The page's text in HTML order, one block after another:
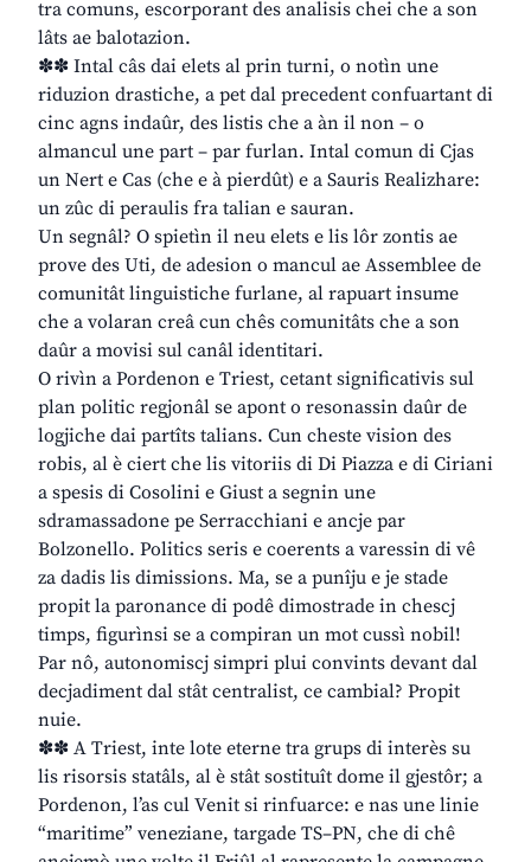
tra comuns, escorporant des analisis chei che a son
lâts ae balotazion.
✽✽ Intal câs dai elets al prin turni, o notìn une
riduzion drastiche, a pet dal precedent confuartant di
cinc agns indaûr, des listis che a àn il non – o
almancul une part – par furlan. Intal comun di Cjas
un Nert e Cas (che e à pierdût) e a Sauris Realizhare:
un zûc di peraulis fra talian e sauran.
Un segnâl? O spietìn il neu elets e lis lôr zontis ae
prove des Uti, de adesion o mancul ae Assemblee de
comunitât linguistiche furlane, al rapuart insume
che a volaran creâ cun chês comunitâts che a son
daûr a movisi sul canâl identitari.
O rivìn a Pordenon e Triest, cetant significativis sul
plan politic regjonâl se apont o resonassin daûr de
logjiche dai partîts talians. Cun cheste vision des
robis, al è ciert che lis vitoriis di Di Piazza e di Ciriani
a spesis di Cosolini e Giust a segnin une
sdramassadone pe Serracchiani e ancje par
Bolzonello. Politics seris e coerents a varessin di vê
za dadis lis dimissions. Ma, se a punîju e je stade
propit la paronance di podê dimostrade in chescj
timps, figurìnsi se a compiran un mot cussì nobil!
Par nô, autonomiscj simpri plui convints devant dal
decjadiment dal stât centralist, ce cambial? Propit
nuie.
✽✽ A Triest, inte lote eterne tra grups di interès su
lis risorsis statâls, al è stât sostituît dome il gjestôr; a
Pordenon, l’as cul Venit si rinfuarce: e nas une linie
“maritime” veneziane, targade TS–PN, che di chê